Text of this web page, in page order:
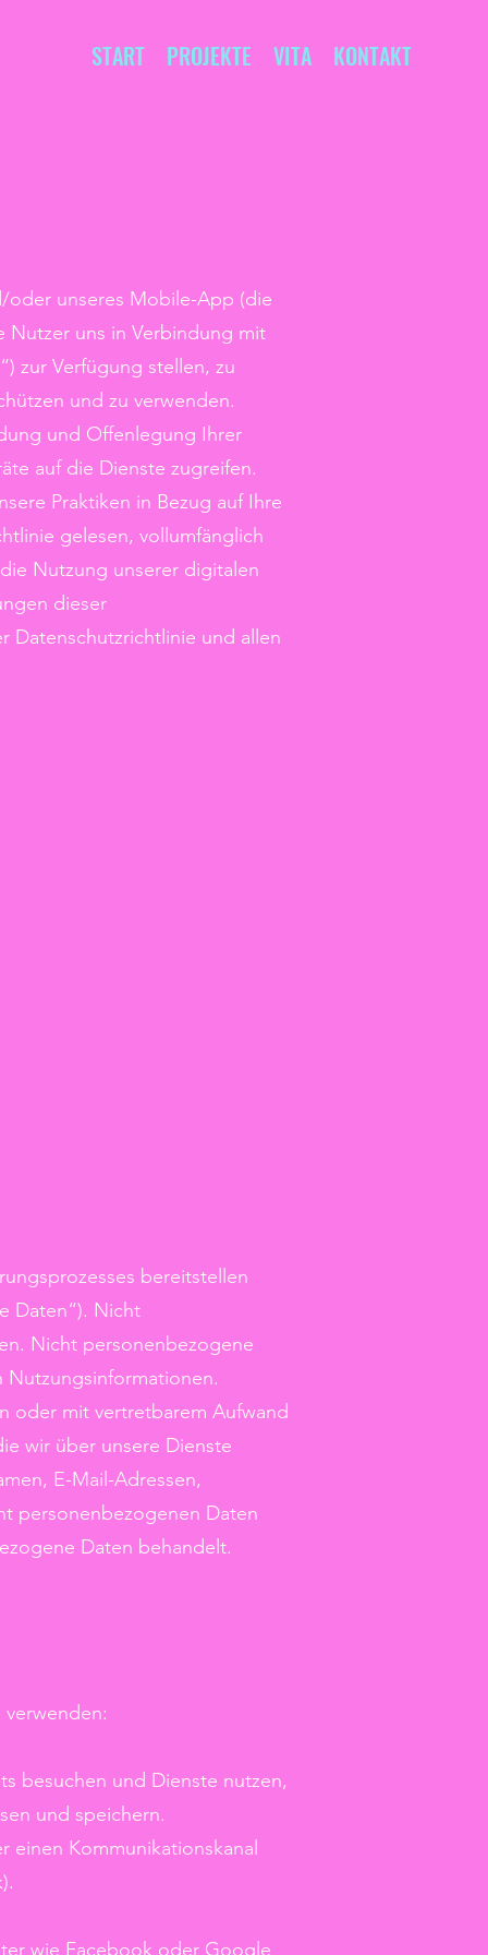
START PROJEKTE VITA KONTAKT
oder unseres Mobile-App (die
Nutzer uns in Verbindung mit
zur Verfügung stellen, zu
und zu verwenden.
und Offenlegung Ihrer
auf die Dienste zugreifen.
Praktiken in Bezug auf Ihre
gelesen, vollumfänglich
Nutzung unserer digitalen
dieser
Datenschutzrichtlinie und allen
bereitstellen
Daten“). Nicht
Nicht personenbezogene
Nutzungsinformationen.
oder mit vertretbarem Aufwand
wir über unsere Dienste
E-Mail-Adressen,
personenbezogenen Daten
Daten behandelt.
besuchen und Dienste nutzen,
und speichern.
einen Kommunikationskanal
wie Facebook oder Google